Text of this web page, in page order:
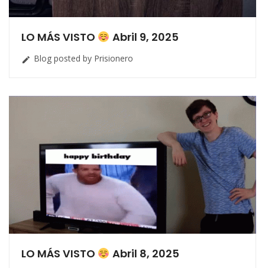
LO MÁS VISTO Abril 9, 2025
 Blog posted by Prisionero
LO MÁS VISTO Abril 8, 2025